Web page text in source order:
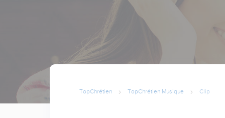
TopChrétien TopChrétien Musique Clip